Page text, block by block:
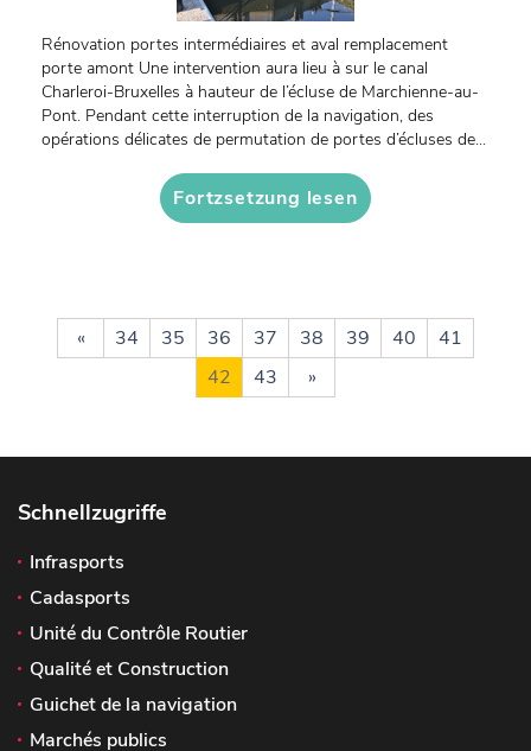
Rénovation portes intermédiaires et aval remplacement
porte amont Une intervention aura lieu à sur le canal
Charleroi-Bruxelles à hauteur de l’écluse de Marchienne-au-
Pont. Pendant cette interruption de la navigation, des
opérations délicates de permutation de portes d’écluses de...
Fortzsetzung lesen
« 34 35 36 37 38 39 40
41
42
43 »
Schnellzugriffe
Infrasports
Cadasports
Unité du Contrôle Routier
Qualité et Construction
Guichet de la navigation
Marchés publics